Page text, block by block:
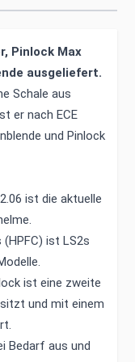
Pinlock Max
ausgeliefert.
Schale aus
er nach ECE
und Pinlock
ist die aktuelle
ist LS2s
ist eine zweite
und mit einem
Bedarf aus und